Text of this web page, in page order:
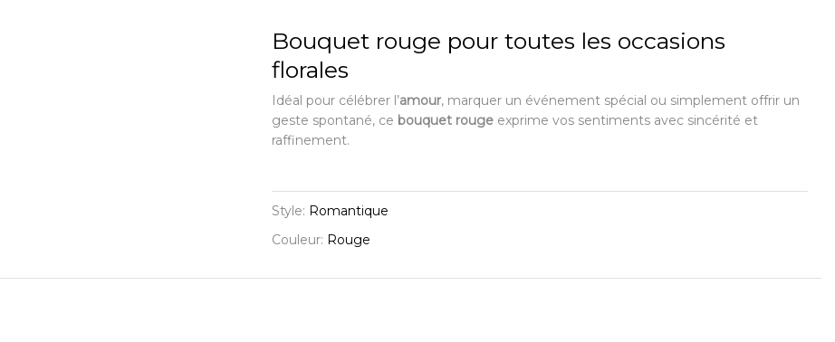
Bouquet rouge pour toutes les occasions
florales
Idéal pour célébrer l’amour, marquer un événement spécial ou simplement offrir un
geste spontané, ce bouquet rouge exprime vos sentiments avec sincérité et
raffinement.
Style: Romantique
Couleur: Rouge